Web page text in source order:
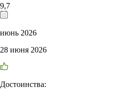
9,7
июнь 2026
28 июня 2026
Достоинства: